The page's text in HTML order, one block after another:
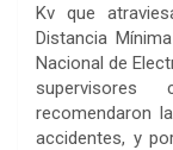
Kv que
Distancia
Nacional de
supervisores
recomendaron
accidentes, y